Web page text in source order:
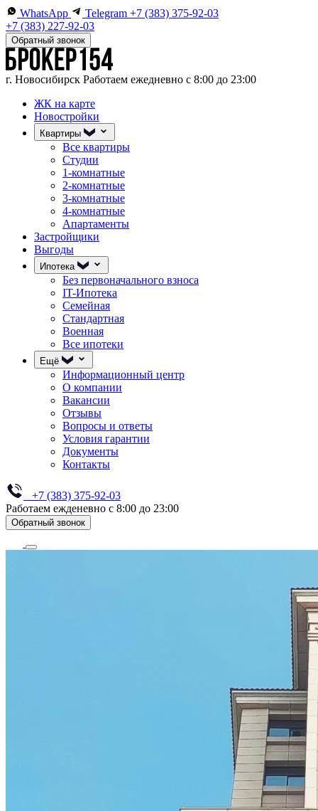
WhatsApp Telegram +7 (383) 375-92-03
+7 (383) 227-92-03
Обратный звонок
г. Новосибирск Работаем ежедневно с 8:00 до 23:00
ЖК на карте
Новостройки
Квартиры
Все квартиры
Студии
1-комнатные
2-комнатные
3-комнатные
4-комнатные
Апартаменты
Застройщики
Выгоды
Ипотека
Без первоначального взноса
IT-Ипотека
Семейная
Стандартная
Военная
Все ипотеки
Ещё
Информационный центр
О компании
Вакансии
Отзывы
Вопросы и ответы
Условия гарантии
Документы
Контакты
+7 (383) 375-92-03
Работаем ежденевно с 8:00 до 23:00
Обратный звонок